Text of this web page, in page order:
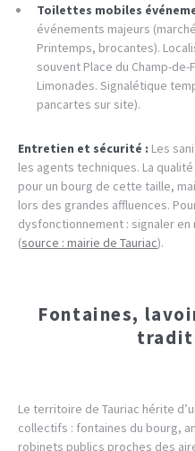
Toilettes mobiles
événements majeurs
Printemps, brocantes).
souvent Place du Champ-
Limonades. Signalétique
pancartes sur site).
Entretien et sécurité : Les
les agents techniques. La
pour un bourg de cette taille,
lors des grandes affluences.
dysfonctionnement : signaler en
(source : mairie de Tauriac).
Fontaines,
Le territoire de Tauriac hérite
collectifs : fontaines du bourg,
robinets publics proches des